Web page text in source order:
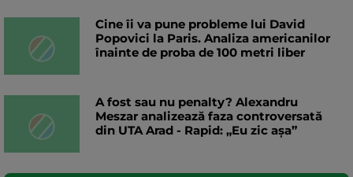
Cine îi va pune probleme lui David
Popovici la Paris. Analiza americanilor
înainte de proba de 100 metri liber
A fost sau nu penalty? Alexandru
Meszar analizează faza controversată
din UTA Arad - Rapid: „Eu zic așa”